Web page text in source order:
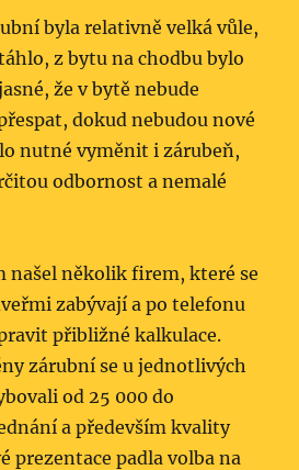
byla relativně velká vůle,
z bytu na chodbu bylo
že v bytě nebude
dokud nebudou nové
nutné vyměnit i zárubeň,
odbornost a nemalé
našel několik firem, které se
zabývají a po telefonu
přibližné kalkulace.
zárubní se u jednotlivých
od 25 000 do
a především kvality
prezentace padla volba na